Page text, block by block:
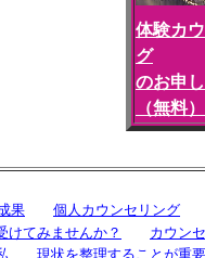
体験カ
グ
のお申
（無料）
果
個人カウンセリング
けてみませんか？
カウン
現状を整理することが重要